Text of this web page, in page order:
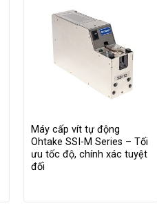
Máy cấp vít tự động
Ohtake SSI-M Series – Tối
ưu tốc độ, chính xác tuyệt
đối